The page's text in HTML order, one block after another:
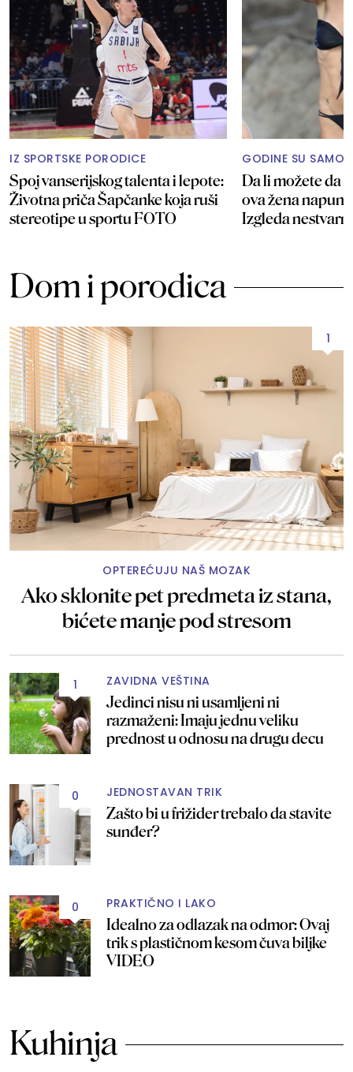
IZ SPORTSKE PORODICE
Spoj vanserijskog talenta i lepote:
Životna priča Šapčanke koja ruši
stereotipe u sportu FOTO
GODINE SU SAMO
Da li možete da
ova žena
Izgleda
Dom i porodica
1
OPTEREĆUJU NAŠ MOZAK
Ako sklonite pet predmeta iz stana,
bićete manje pod stresom
1 ZAVIDNA VEŠTINA
Jedinci nisu ni usamljeni ni
razmaženi: Imaju jednu veliku
prednost u odnosu na drugu decu
0 JEDNOSTAVAN TRIK
Zašto bi u frižider trebalo da stavite
sunđer?
0 PRAKTIČNO I LAKO
Idealno za odlazak na odmor: Ovaj
trik s plastičnom kesom čuva biljke
VIDEO
Kuhinja